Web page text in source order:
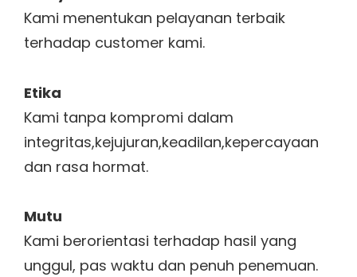
Kami menentukan pelayanan terbaik
terhadap customer kami.
Etika
Kami tanpa kompromi dalam
integritas,kejujuran,keadilan,kepercayaan
dan rasa hormat.
Mutu
Kami berorientasi terhadap hasil yang
unggul, pas waktu dan penuh penemuan.